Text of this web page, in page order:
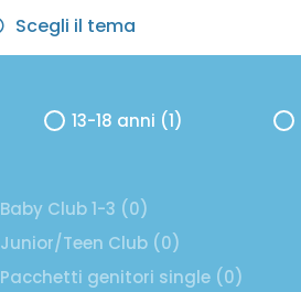
Scegli il tema
13-18 anni (1)
Baby Club 1-3 (0)
Junior/Teen Club (0)
Pacchetti genitori single (0)